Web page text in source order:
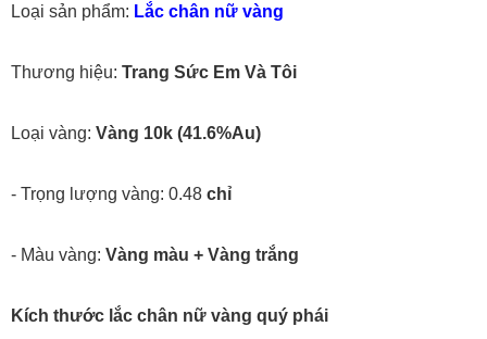
Loại sản phẩm: Lắc chân nữ vàng
Thương hiệu: Trang Sức Em Và Tôi
Loại vàng: Vàng 10k (41.6%Au)
- Trọng lượng vàng: 0.48 chỉ
- Màu vàng: Vàng màu + Vàng trắng
Kích thước lắc chân nữ vàng quý phái